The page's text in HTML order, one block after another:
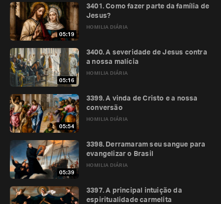
05:19
HOMILIA DIÁRIA
3401. Como fazer parte da família de
Jesus?
05:16
HOMILIA DIÁRIA
3400. A severidade de Jesus contra
a nossa malícia
05:54
HOMILIA DIÁRIA
3399. A vinda de Cristo e a nossa
conversão
05:39
HOMILIA DIÁRIA
3398. Derramaram seu sangue para
evangelizar o Brasil
3397. A principal intuição da
espiritualidade carmelita